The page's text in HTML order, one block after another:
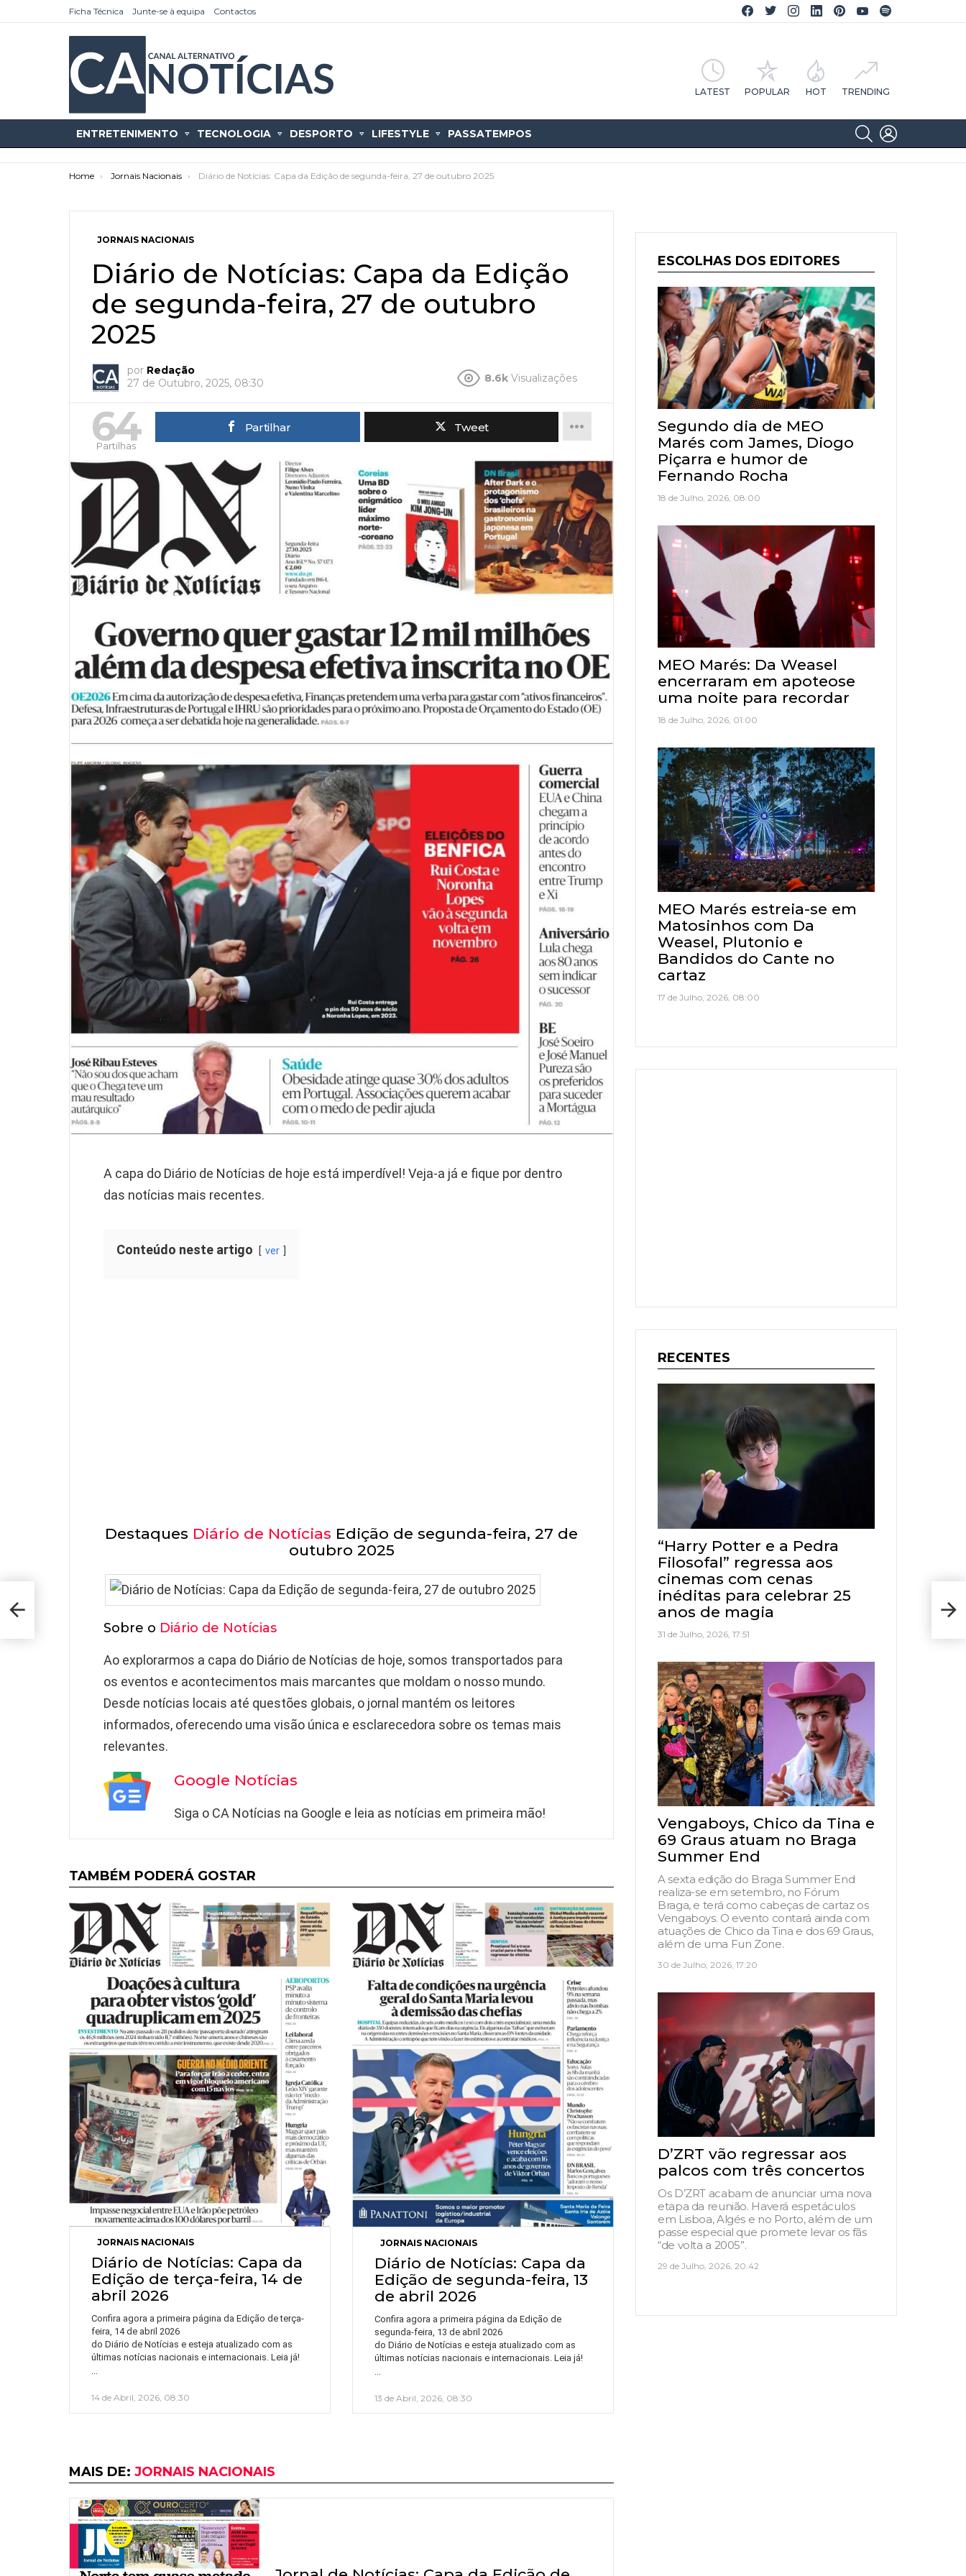
Ficha Técnica Junte-se à equipa Contactos
Facebook CA Notícias
Twitter CA Notícias
Instagram CA Notícias
Linkedin CA Notícias
Pinterest CA Notícias
YouTube CA Notícias
LATEST POPULAR HOT TRENDING
ENTRETENIMENTO TECNOLOGIA DESPORTO LIFESTYLE PASSATEMPOS
SEARCH
You are here:
Home Jornais Nacionais Diário de Notícias: Capa da Edição de segunda-feira, 27 de outubro 2025
JORNAIS NACIONAIS
Diário de Notícias: Capa da Edição
de segunda-feira, 27 de outubro
2025
por Redação
27 de Outubro, 2025, 08:30
8.6k Visualizações
64
Partilhas
Partilhar Tweet
A capa do Diário de Notícias de hoje está imperdível! Veja-a já e fique por dentro
das notícias mais recentes.
Conteúdo neste artigo ver
Destaques Diário de Notícias Edição de segunda-feira, 27 de
outubro 2025
Sobre o Diário de Notícias
Ao explorarmos a capa do Diário de Notícias de hoje, somos transportados para
os eventos e acontecimentos mais marcantes que moldam o nosso mundo.
Desde notícias locais até questões globais, o jornal mantém os leitores
informados, oferecendo uma visão única e esclarecedora sobre os temas mais
relevantes.
Google Notícias
Siga o CA Notícias na Google e leia as notícias em primeira mão!
TAMBÉM PODERÁ GOSTAR
JORNAIS NACIONAIS
Diário de Notícias: Capa da
Edição de terça-feira, 14 de
abril 2026
Confira agora a primeira página da Edição de terça-
feira, 14 de abril 2026
do Diário de Notícias e esteja atualizado com as
últimas notícias nacionais e internacionais. Leia já!
…
14 de Abril, 2026, 08:30
JORNAIS NACIONAIS
Diário de Notícias: Capa da
Edição de segunda-feira, 13
de abril 2026
Confira agora a primeira página da Edição de
segunda-feira, 13 de abril 2026
do Diário de Notícias e esteja atualizado com as
últimas notícias nacionais e internacionais. Leia já!
13 de Abril, 2026, 08:30
MAIS DE: JORNAIS NACIONAIS
de
ESCOLHAS DOS EDITORES
Segundo dia de MEO
Marés com James, Diogo
Piçarra e humor de
Fernando Rocha
18 de Julho, 2026, 08:00
MEO Marés: Da Weasel
encerraram em apoteose
uma noite para recordar
18 de Julho, 2026, 01:00
MEO Marés estreia-se em
Matosinhos com Da
Weasel, Plutonio e
Bandidos do Cante no
cartaz
17 de Julho, 2026, 08:00
RECENTES
“Harry Potter e a Pedra
Filosofal” regressa aos
cinemas com cenas
inéditas para celebrar 25
anos de magia
31 de Julho, 2026, 17:51
Vengaboys, Chico da Tina e
69 Graus atuam no Braga
Summer End
A sexta edição do Braga Summer End
realiza-se em setembro, no Fórum
Braga, e terá como cabeças de cartaz os
Vengaboys. O evento contará ainda com
atuações de Chico da Tina e dos 69 Graus,
além de uma Fun Zone.
30 de Julho, 2026, 17:20
D’ZRT vão regressar aos
palcos com três concertos
Os D’ZRT acabam de anunciar uma nova
etapa da reunião. Haverá espetáculos
em Lisboa, Algés e no Porto, além de um
passe especial que promete levar os fãs
“de volta a 2005”.
29 de Julho, 2026, 20:42